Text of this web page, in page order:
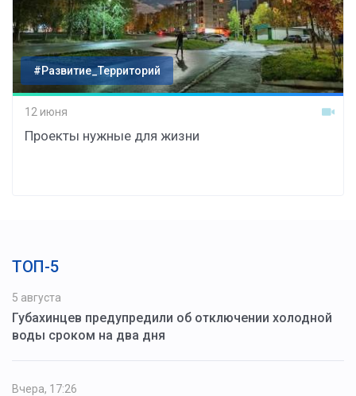
#Развитие_Территорий
12 июня
Проекты нужные для жизни
ТОП-5
5 августа
Губахинцев предупредили об отключении холодной
воды сроком на два дня
Вчера, 17:26